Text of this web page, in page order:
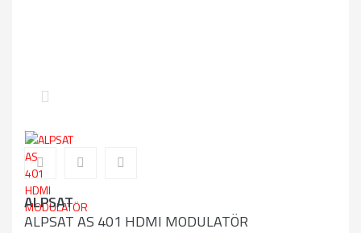
ALPSAT
ALPSAT AS 401 HDMI MODULATÖR